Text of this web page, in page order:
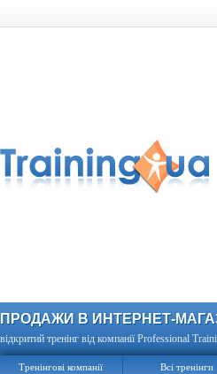
ПРОДАЖИ В ИНТЕРНЕТ-
відкритий тренінг від компанії Professional
Тренінгові компанії Всі тренінги